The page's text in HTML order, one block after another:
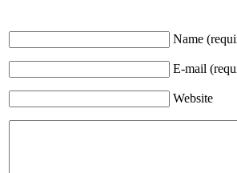
Name
E-mail
Website